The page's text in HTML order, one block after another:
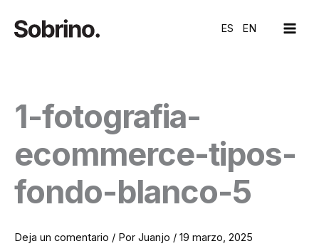
contenido
ES EN
1-fotografia-
ecommerce-tipos-
fondo-blanco-5
Deja un comentario / Por Juanjo / 19 marzo, 2025